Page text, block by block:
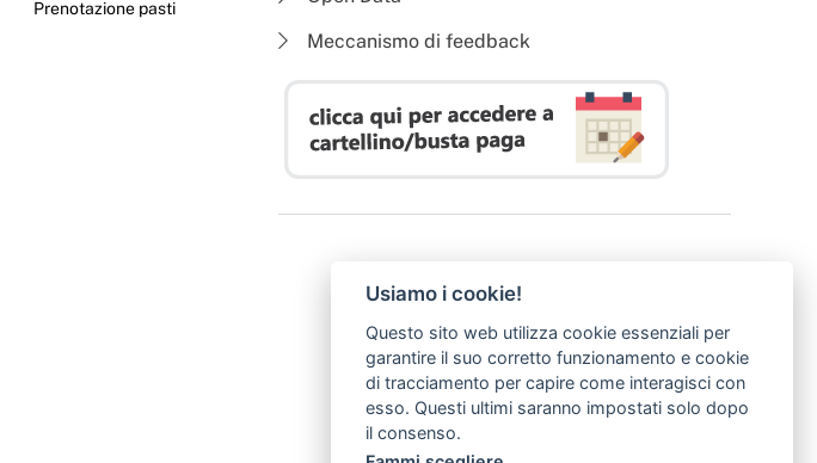
Prenotazione pasti
Meccanismo di feedback
Usiamo i cookie!
Questo sito web utilizza cookie essenziali per
garantire il suo corretto funzionamento e cookie
di tracciamento per capire come interagisci con
esso. Questi ultimi saranno impostati solo dopo
il consenso.